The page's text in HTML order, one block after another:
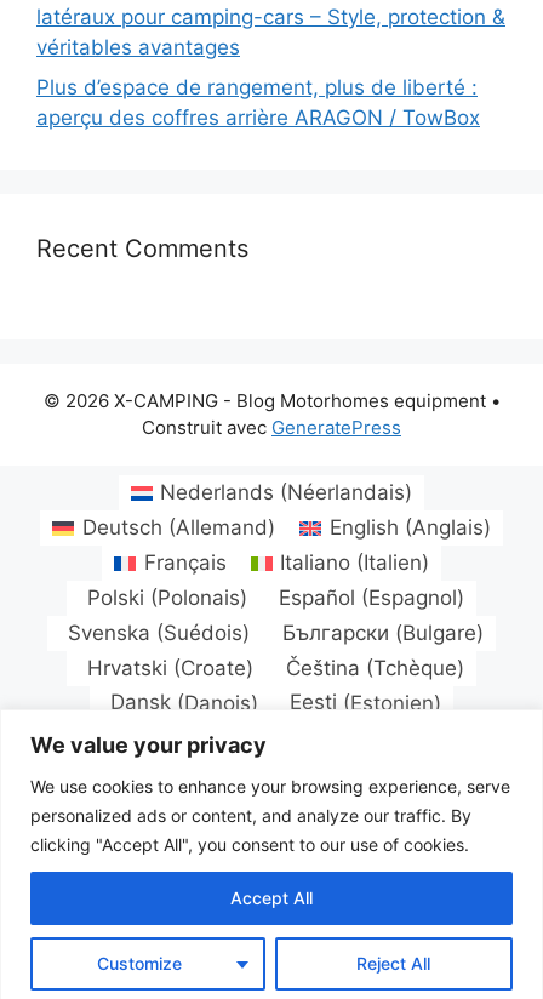
We value your privacy
We use cookies to enhance your browsing experience, serve
personalized ads or content, and analyze our traffic. By
clicking "Accept All", you consent to our use of cookies.
Customize Reject All
Accept All
latéraux pour camping-cars – Style, protection &
véritables avantages
Plus d’espace de rangement, plus de liberté :
aperçu des coffres arrière ARAGON / TowBox
Recent Comments
© 2026 X-CAMPING - Blog Motorhomes equipment•
Construit avec GeneratePress
Nederlands (Néerlandais)
Deutsch (Allemand) English (Anglais)
Français
Italiano (Italien)
Polski (Polonais) Español (Espagnol)
Svenska (Suédois) Български (Bulgare)
Hrvatski (Croate) Čeština (Tchèque)
Dansk(Danois) Eesti (Estonien)
Suomi(Finnois)
Norsk bokmål( Norvégien Bokmål)
Português(Portugais - du Portugal)
Română(Roumain) Русский(Russe)
Slave)
Українська (Ukrainien)